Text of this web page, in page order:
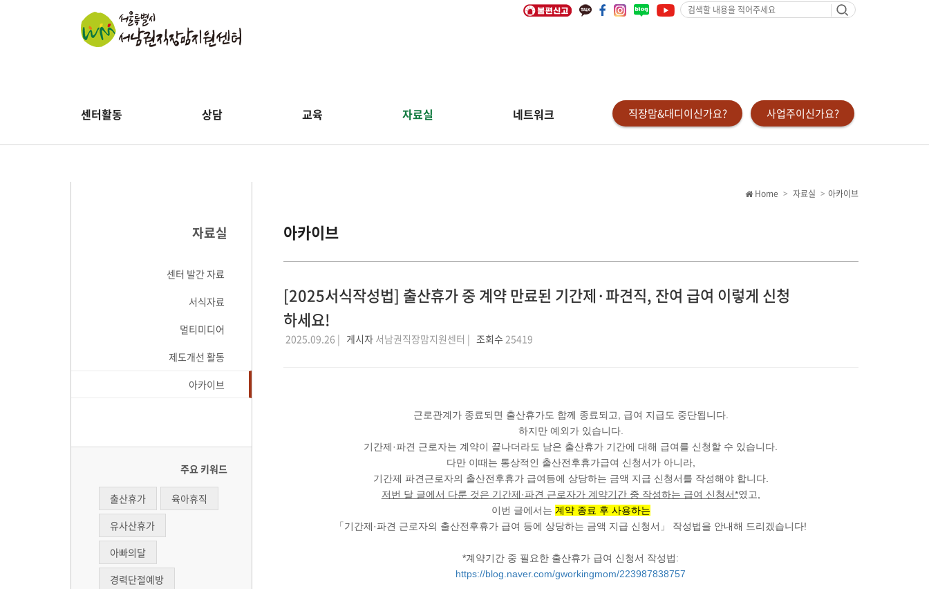
검
색
요
센터활동 상담 교육 자료실 네트워크 직장맘&대디이신가요? 사업주이신가요?
자료실
센터 발간 자료
서식자료
멀티미디어
제도개선 활동
아카이브
주요 키워드
출산휴가
육아휴직
유사산휴가
아빠의달
경력단절예방
아카이브
Home 자료실 아카이브
[2025서식작성법] 출산휴가 중 계약 만료된 기간제·파견직, 잔여 급여 이렇게 신청
하세요!
2025.09.26 | 게시자서남권직장맘지원센터 | 조회수 25419
근로관계가 종료되면 출산휴가도 함께 종료되고, 급여 지급도 중단됩니다.
하지만 예외가 있습니다.
기간제·파견 근로자는 계약이 끝나더라도 남은 출산휴가 기간에 대해 급여를 신청할 수 있습니다.
다만 이때는 통상적인 출산전후휴가급여 신청서가 아니라,
기간제 파견근로자의 출산전후휴가 급여등에 상당하는 금액 지급 신청서를 작성해야 합니다.
저번 달 글에서 다룬 것은 기간제·파견 근로자가 계약기간 중 작성하는 급여 신청서*였고,
이번 글에서는 계약 종료 후 사용하는
「기간제·파견 근로자의 출산전후휴가 급여 등에 상당하는 금액 지급 신청서」 작성법을 안내해 드리겠습니다!
*계약기간 중 필요한 출산휴가 급여 신청서 작성법:
https://blog.naver.com/gworkingmom/223987838757